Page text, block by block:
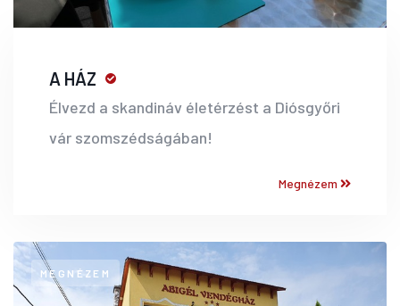
A HÁZ
Élvezd a skandináv életérzést a Diósgyőri
vár szomszédságában!
Megnézem
MEGNÉZEM